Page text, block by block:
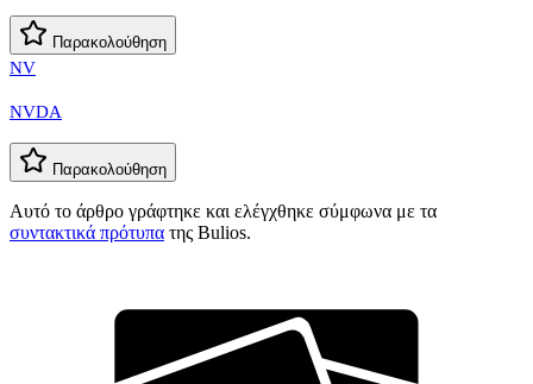
Παρακολούθηση
NV
NVDA
Παρακολούθηση
Αυτό το άρθρο γράφτηκε και ελέγχθηκε σύμφωνα με τα
συντακτικά πρότυπα της Bulios.